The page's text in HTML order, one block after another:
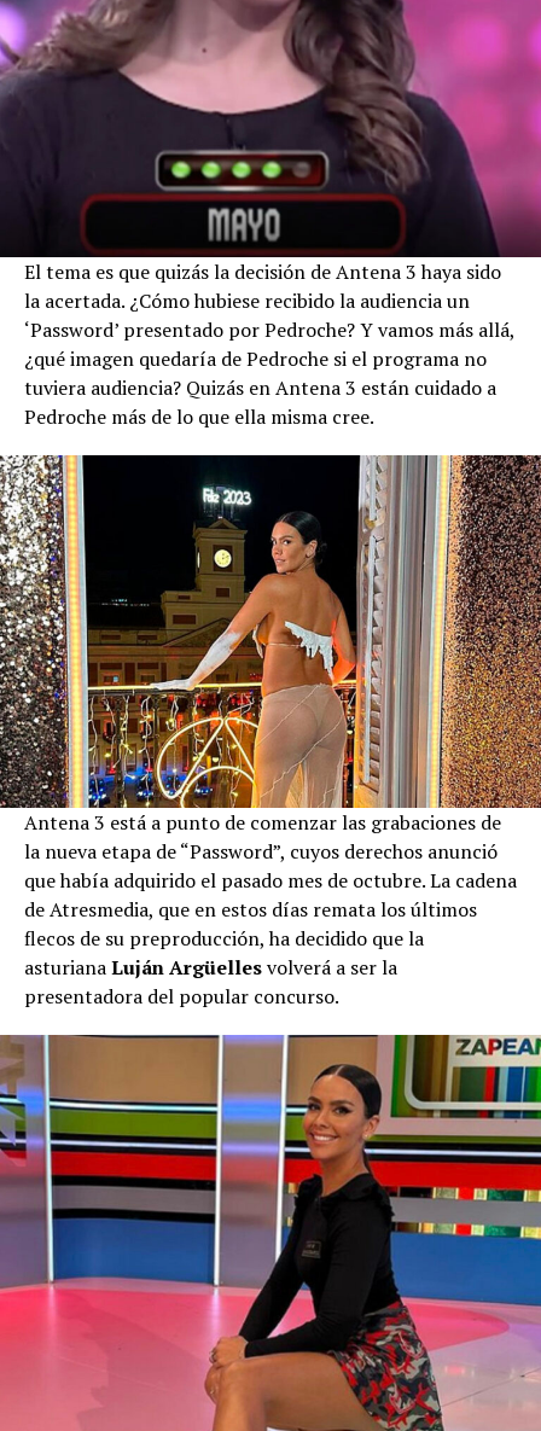
El tema es que quizás la decisión de Antena 3 haya sido
la acertada. ¿Cómo hubiese recibido la audiencia un
‘Password’ presentado por Pedroche? Y vamos más allá,
¿qué imagen quedaría de Pedroche si el programa no
tuviera audiencia? Quizás en Antena 3 están cuidado a
Pedroche más de lo que ella misma cree.
Antena 3 está a punto de comenzar las grabaciones de
la nueva etapa de “Password”, cuyos derechos anunció
que había adquirido el pasado mes de octubre. La cadena
de Atresmedia, que en estos días remata los últimos
flecos de su preproducción, ha decidido que la
asturianaLuján Argüellesvolverá a ser la
presentadora del popular concurso.